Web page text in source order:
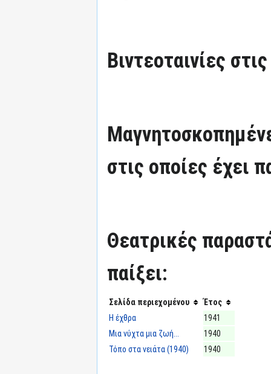
Βιντεοταινίες
στις οποίες έχει
Θεατρικές
παίξει:
Σελίδα περιεχομένου
Έτος
Η έχθρα
1941
Μια νύχτα μια ζωή...
1940
Τόπο στα νειάτα (1940)
1940